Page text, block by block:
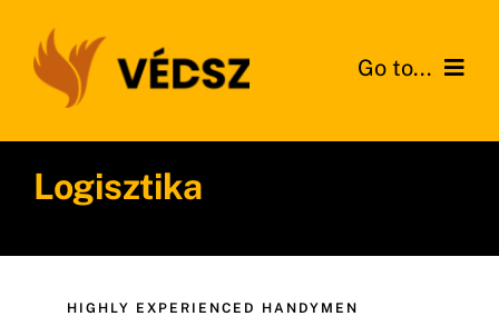
Go to...
Kezdőlap
Szolgáltatások
Logisztika
HIGHLY EXPERIENCED HANDYMEN